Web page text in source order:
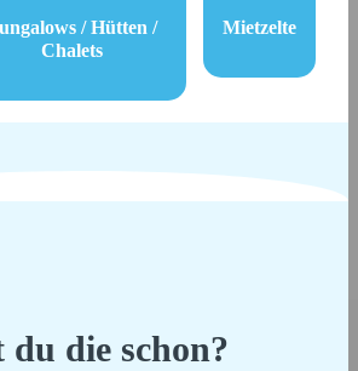
/ Hütten /
Chalets
Mietzelte
du die schon?